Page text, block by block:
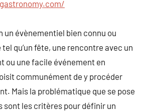
un évènementiel bien connu ou
qu’un fête, une rencontre avec un
ou une facile événement en
communément de y procéder
Mais la problématique que se pose
sont les critères pour définir un